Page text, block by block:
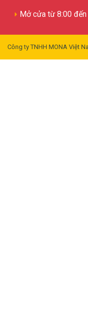
Mở cửa từ 8:00
Công ty TNHH MONA Việt